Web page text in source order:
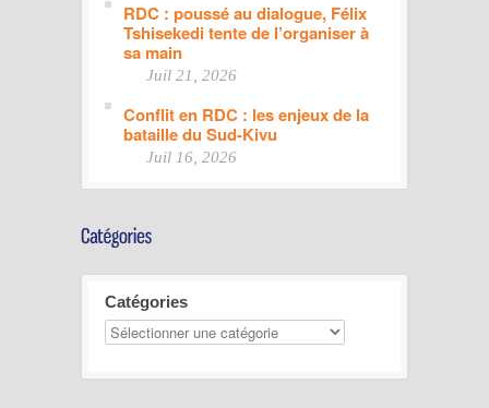
RDC : poussé au dialogue, Félix
Tshisekedi tente de l’organiser à
sa main
Juil 21, 2026
Conflit en RDC : les enjeux de la
bataille du Sud-Kivu
Juil 16, 2026
Catégories